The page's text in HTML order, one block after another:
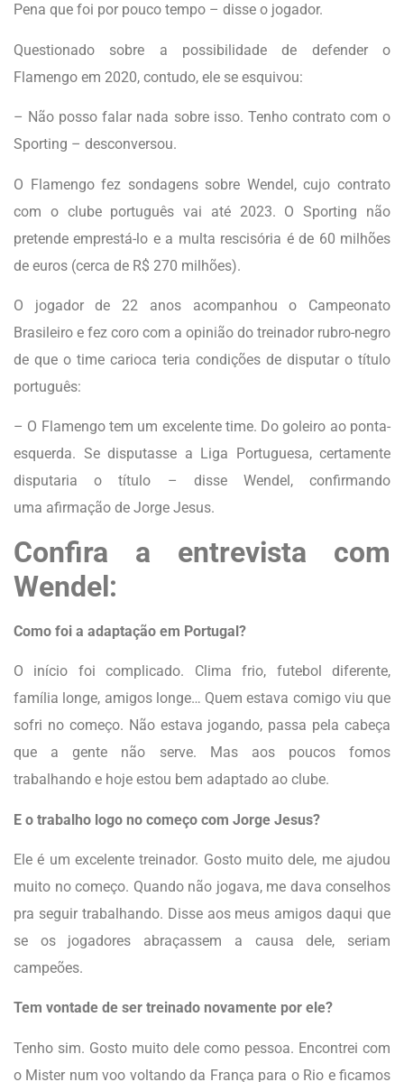
Pena que foi por pouco tempo – disse o jogador.
Questionado sobre a possibilidade de defender o
Flamengo em 2020, contudo, ele se esquivou:
– Não posso falar nada sobre isso. Tenho contrato com o
Sporting – desconversou.
O Flamengo fez sondagens sobre Wendel, cujo contrato
com o clube português vai até 2023. O Sporting não
pretende emprestá-lo e a multa rescisória é de 60 milhões
de euros (cerca de R$ 270 milhões).
O jogador de 22 anos acompanhou o Campeonato
Brasileiro e fez coro com a opinião do treinador rubro-negro
de que o time carioca teria condições de disputar o título
português:
– O Flamengo tem um excelente time. Do goleiro ao ponta-
esquerda. Se disputasse a Liga Portuguesa, certamente
disputaria o título – disse Wendel, confirmando
uma afirmação de Jorge Jesus.
Confira a entrevista com
Wendel:
Como foi a adaptação em Portugal?
O início foi complicado. Clima frio, futebol diferente,
família longe, amigos longe… Quem estava comigo viu que
sofri no começo. Não estava jogando, passa pela cabeça
que a gente não serve. Mas aos poucos fomos
trabalhando e hoje estou bem adaptado ao clube.
E o trabalho logo no começo com Jorge Jesus?
Ele é um excelente treinador. Gosto muito dele, me ajudou
muito no começo. Quando não jogava, me dava conselhos
pra seguir trabalhando. Disse aos meus amigos daqui que
se os jogadores abraçassem a causa dele, seriam
campeões.
Tem vontade de ser treinado novamente por ele?
Tenho sim. Gosto muito dele como pessoa. Encontrei com
o Mister num voo voltando da França para o Rio e ficamos